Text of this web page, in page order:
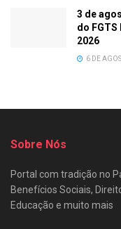
3 de
do
2026
6 DE
Sobre Nós
Portal com tradição no
Benefícios Sociais,
Educação e muito mais